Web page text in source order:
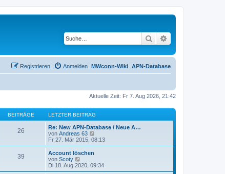
Suche
APN-Database
MWconn-Wiki
Anmelden
Registrieren
Aktuelle Zeit: Fr 7. Aug 2026, 21:42
BEITRÄGE LETZTER BEITRAG
26
Re: New APN-Database / Neue A…
von Andreas 63
e
u
t
Fr 27. Mär 2015, 08:13
39
Account löschen
von Scoty
e
u
Di 18. Aug 2020, 09:34